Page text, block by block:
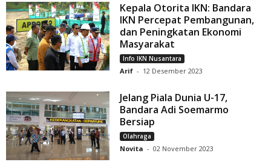
Kepala Otorita IKN: Bandara
IKN Percepat Pembangunan,
dan Peningkatan Ekonomi
Masyarakat
Info IKN Nusantara
Arif - 12 Desember 2023
Jelang Piala Dunia U-17,
Bandara Adi Soemarmo
Bersiap
Olahraga
Novita - 02 November 2023